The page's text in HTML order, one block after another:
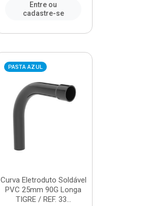
Entre ou
cadastre-se
PASTA AZUL
Curva Eletroduto Soldável
PVC 25mm 90G Longa
TIGRE / REF. 33...